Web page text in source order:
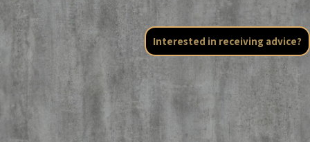
Interested in receiving advice?